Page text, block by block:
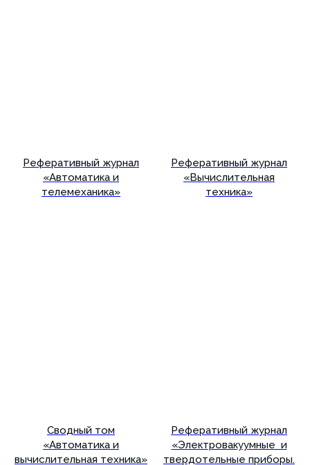
Реферативный журнал
«Автоматика и
телемеханика»
Реферативный журнал
«Вычислительная
техника»
Сводный том
«Автоматика и
вычислительная техника»
Реферативный журнал
«Электровакуумные и
твердотельные приборы.